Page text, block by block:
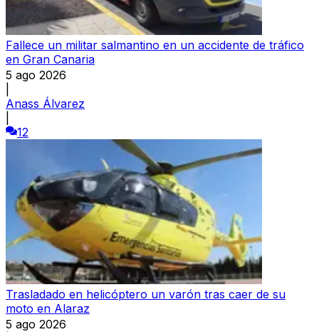
Fallece un militar salmantino en un accidente de tráfico
en Gran Canaria
5 ago 2026
Anass Álvarez
12
Trasladado en helicóptero un varón tras caer de su
moto en Alaraz
5 ago 2026